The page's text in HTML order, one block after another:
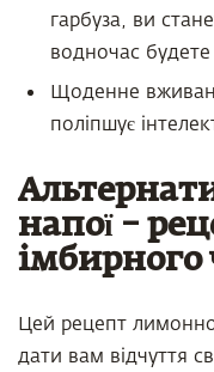
гарбуза, ви
водночас
Щоденне
поліпшує
напої –
імбирного
Цей рецепт
дати вам відчуття